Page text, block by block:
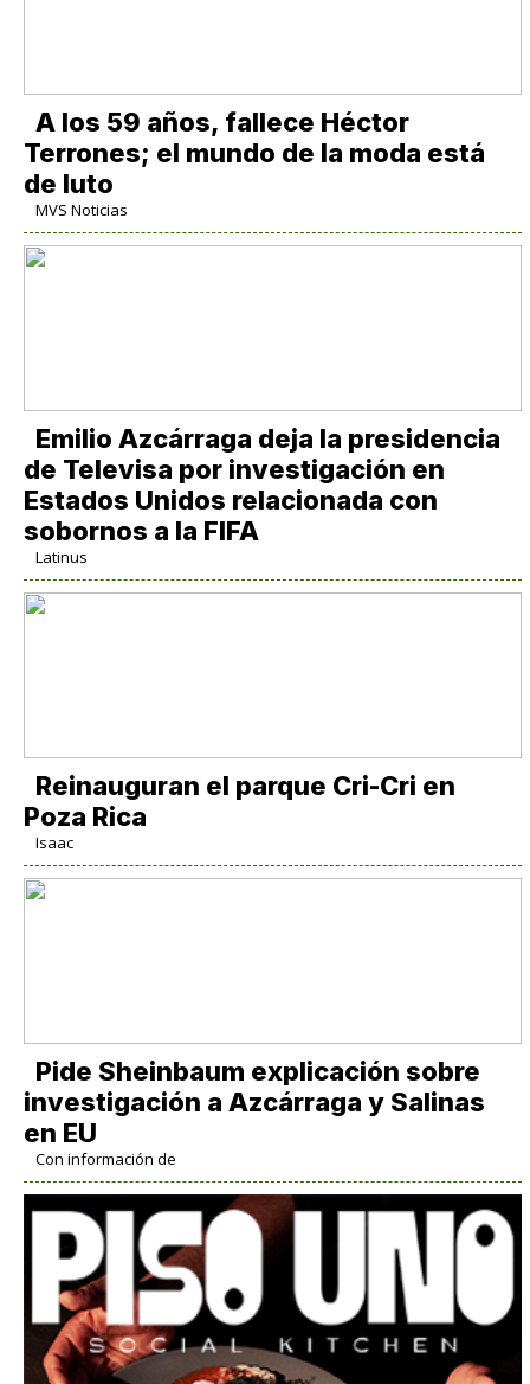
A los 59 años, fallece Héctor
Terrones; el mundo de la moda está
de luto
MVS Noticias
Emilio Azcárraga deja la presidencia
de Televisa por investigación en
Estados Unidos relacionada con
sobornos a la FIFA
Latinus
Reinauguran el parque Cri-Cri en
Poza Rica
Isaac
Pide Sheinbaum explicación sobre
investigación a Azcárraga y Salinas
en EU
Con información de